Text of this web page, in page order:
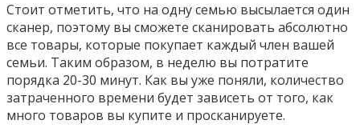
Стоит отметить, что на одну семью высылается один
сканер, поэтому вы сможете сканировать абсолютно
все товары, которые покупает каждый член вашей
семьи. Таким образом, в неделю вы потратите
порядка 20-30 минут. Как вы уже поняли, количество
затраченного времени будет зависеть от того, как
много товаров вы купите и просканируете.